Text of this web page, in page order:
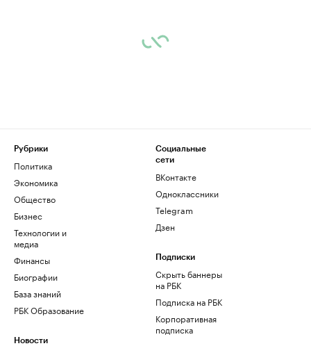
Рубрики
Политика
Экономика
Общество
Бизнес
Технологии и
медиа
Финансы
Биографии
База знаний
РБК Образование
Новости
Социальные
сети
ВКонтакте
Одноклассники
Telegram
Дзен
Подписки
Скрыть баннеры
на РБК
Подписка на РБК
Корпоративная
подписка